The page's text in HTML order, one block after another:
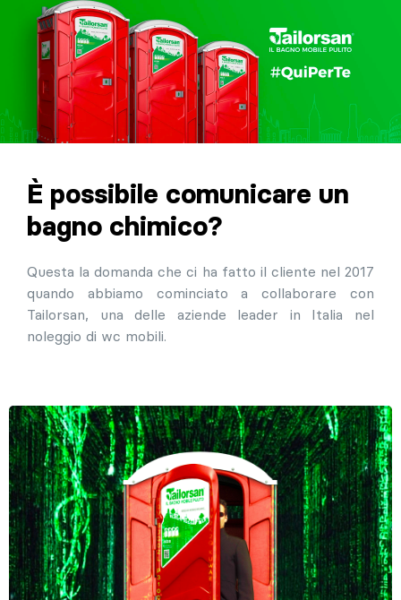
È possibile comunicare un
bagno chimico?
Questa la domanda che ci ha fatto il cliente nel 2017
quando abbiamo cominciato a collaborare con
Tailorsan, una delle aziende leader in Italia nel
noleggio di wc mobili.